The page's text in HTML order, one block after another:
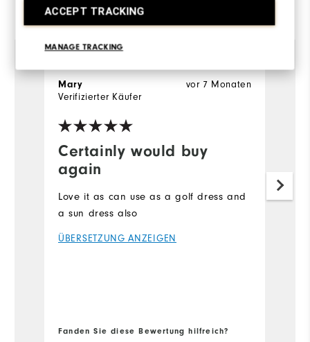
ACCEPT TRACKING
MANAGE TRACKING
View All
Certainly would buy
again
vor 7 Monaten
Mary
Verifizierter Käufer
Love it as can use as a golf dress and
a sun dress also
ÜBERSETZUNG ANZEIGEN
Fanden Sie diese Bewertung hilfreich?